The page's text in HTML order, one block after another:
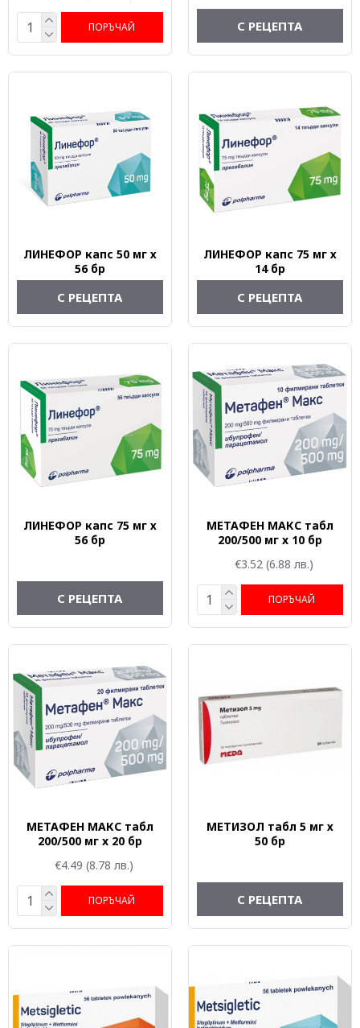
ПОРЪЧАЙ С РЕЦЕПТА
ЛИНЕФОР капс 50 мг х
56 бр
С РЕЦЕПТА
ЛИНЕФОР капс 75 мг х
14 бр
С РЕЦЕПТА
ЛИНЕФОР капс 75 мг х
56 бр
С РЕЦЕПТА
МЕТАФЕН МАКС табл
200/500 мг x 10 бр
€3.52 (6.88 лв.)
ПОРЪЧАЙ
МЕТАФЕН МАКС табл
200/500 мг x 20 бр
€4.49 (8.78 лв.)
ПОРЪЧАЙ
МЕТИЗОЛ табл 5 мг х
50 бр
С РЕЦЕПТА